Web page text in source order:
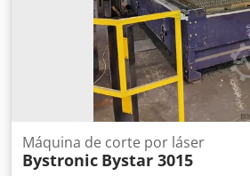
Máquina de corte por láser
Bystronic Bystar 3015